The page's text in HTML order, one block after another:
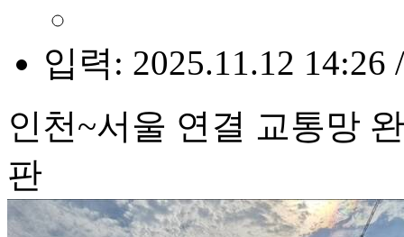
입력: 2025.11.12 14:26
인천~서울 연결 교통망
판